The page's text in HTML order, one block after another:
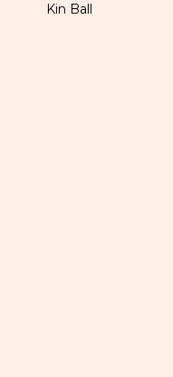
Kin Ball